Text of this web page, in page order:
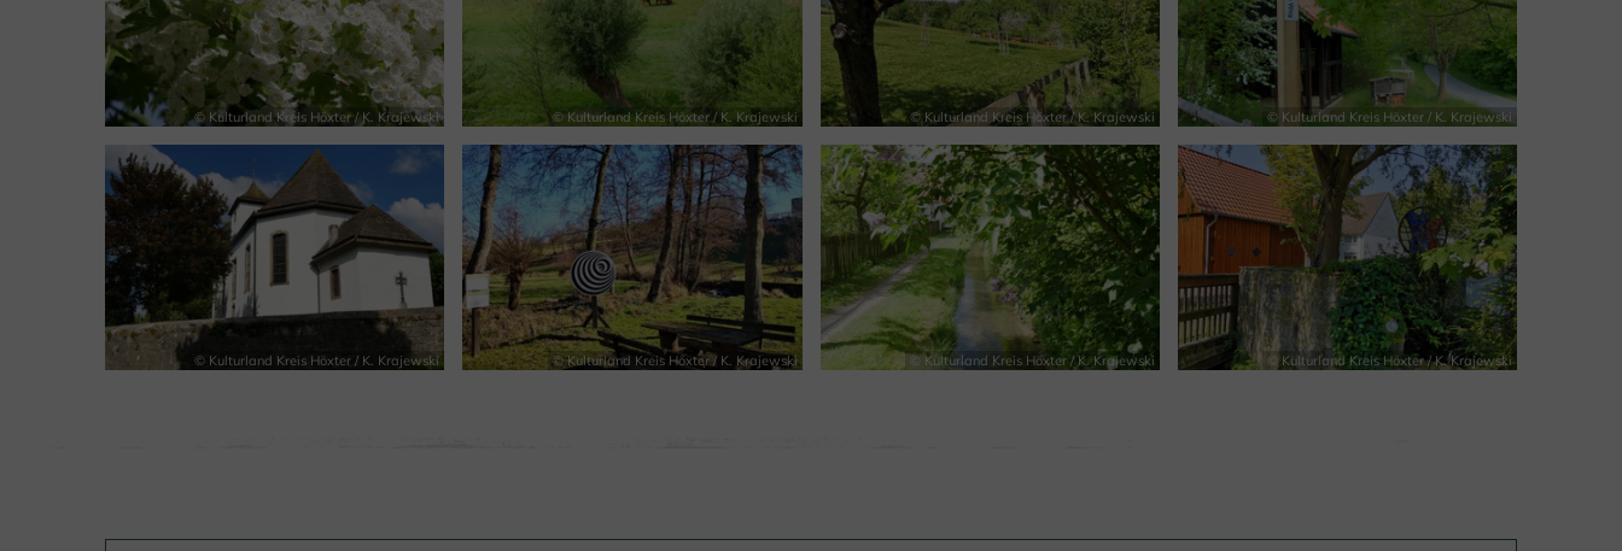
© Kulturland Kreis Höxter / K. Krajewski © Kulturland Kreis Höxter / K. Krajewski © Kulturland Kreis Höxter / K. Krajewski © Kulturland Kreis Höxter / K. Krajewski
© Kulturland Kreis Höxter / K. Krajewski © Kulturland Kreis Höxter / K. Krajewski © Kulturland Kreis Höxter / K. Krajewski © Kulturland Kreis Höxter / K. Krajewski